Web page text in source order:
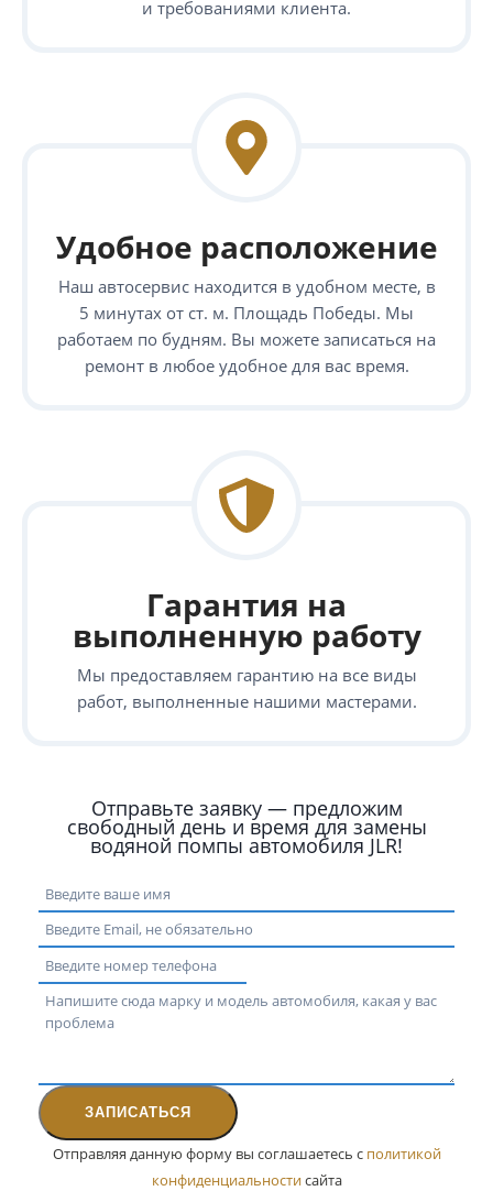
и требованиями клиента.
Удобное расположение
Наш автосервис находится в удобном месте, в
5 минутах от ст. м. Площадь Победы. Мы
работаем по будням. Вы можете записаться на
ремонт в любое удобное для вас время.
Гарантия на
выполненную работу
Мы предоставляем гарантию на все виды
работ, выполненные нашими мастерами.
Отправьте заявку — предложим
свободный день и время для замены
водяной помпы автомобиля JLR!
ЗАПИСАТЬСЯ
Отправляя данную форму вы соглашаетесь с политикой
конфиденциальностисайта